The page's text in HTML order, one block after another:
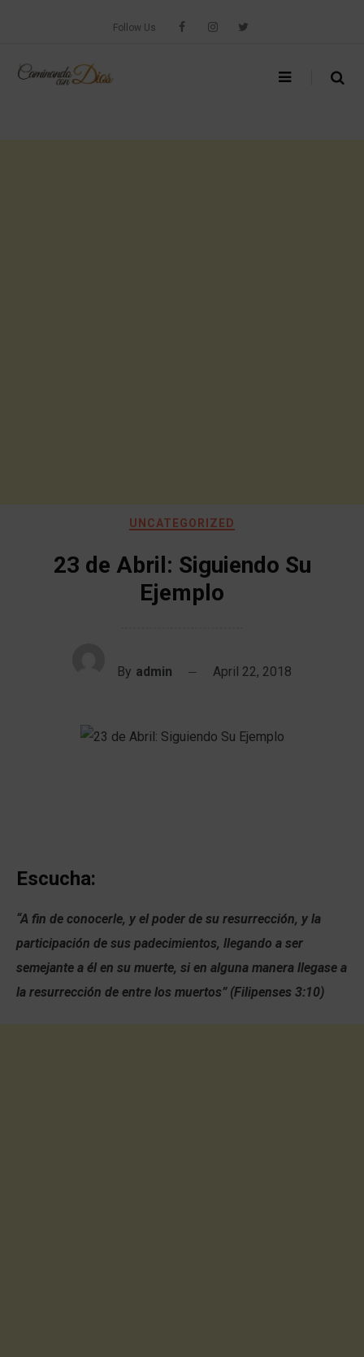
Follow Us
UNCATEGORIZED
23 de Abril: Siguiendo Su
Ejemplo
By admin April 22, 2018
Escucha:
“A fin de conocerle, y el poder de su resurrección, y la
participación de sus padecimientos, llegando a ser
semejante a él en su muerte, si en alguna manera llegase a
la resurrección de entre los muertos” (Filipenses 3:10)